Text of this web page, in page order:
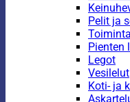
Pelit ja
Pienten
Legot
Vesilelut
Koti- ja